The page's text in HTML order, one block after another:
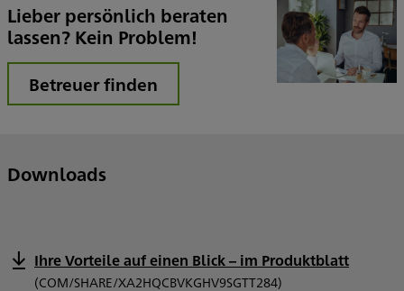
Lieber persönlich beraten
lassen? Kein Problem!
Betreuer finden
Downloads
Ihre Vorteile auf einen Blick – im Produktblatt
(COM/SHARE/XA2HQCBVKGHV9SGTT284)